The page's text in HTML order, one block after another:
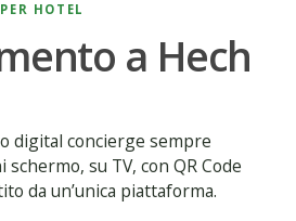
HOTEL
a Hech
digital concierge sempre
su TV, con QR Code
da un’unica piattaforma.